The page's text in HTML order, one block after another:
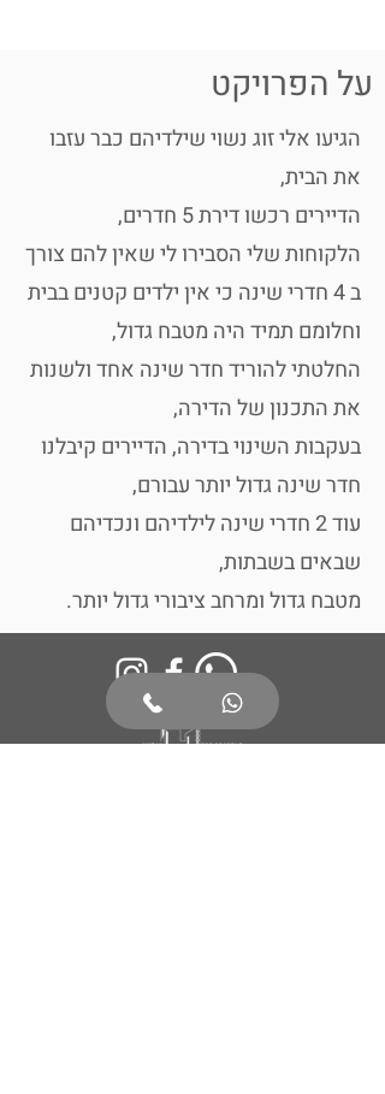
על הפרויקט
הגיעו אלי זוג נשוי שילדיהם כבר עזבו
את הבית,
הדיירים רכשו דירת 5 חדרים,
הלקוחות שלי הסבירו לי שאין להם צורך
ב 4 חדרי שינה כי אין ילדים קטנים בבית
וחלומם תמיד היה מטבח גדול,
החלטתי להוריד חדר שינה אחד ולשנות
את התכנון של הדירה,
בעקבות השינוי בדירה, הדיירים קיבלנו
חדר שינה גדול יותר עבורם,
עוד 2 חדרי שינה לילדיהם ונכדיהם
שבאים בשבתות,
מטבח גדול ומרחב ציבורי גדול יותר.